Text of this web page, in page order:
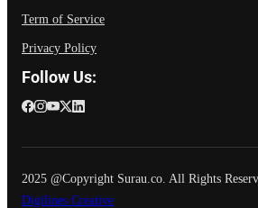
Term of Service
Privacy Policy
Follow Us:
2025 @Copyright Surau.co. All Rights
Digilines Creative